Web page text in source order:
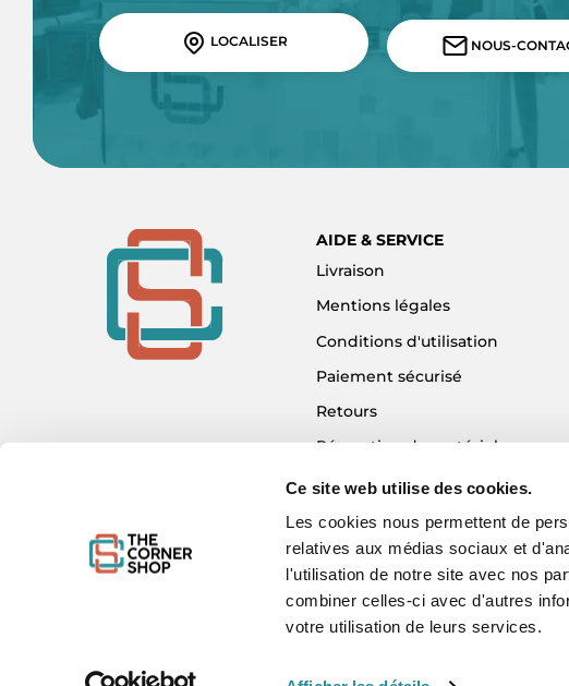
Ce site web utilise des cookies.
Les cookies nous permettent de
relatives aux médias sociaux et
l'utilisation de notre site avec nos
combiner celles-ci avec d'autres
votre utilisation de leurs services.
LOCALISER NOUS-
AIDE & SERVICE
Livraison
Mentions légales
Conditions d'utilisation
Paiement sécurisé
Retours
Réparation de matériel
Détaxe - Tax Refund
Garantie & SAV
Plan du site
Mon compte
Nous contacter